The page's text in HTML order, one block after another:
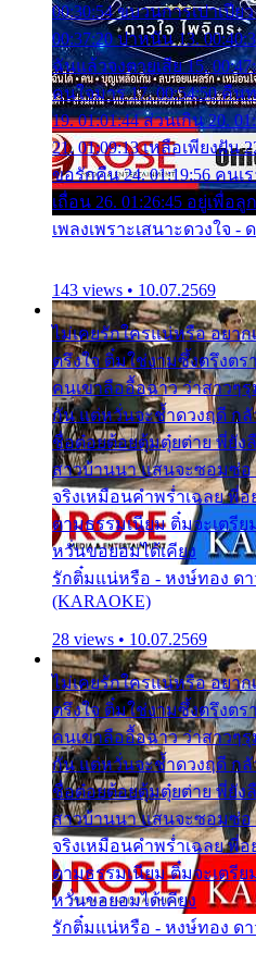
00:30:54 ขบวนการเปาเปีย
00:37:20 ปาหนัน 13.
ฉันแล้วจงตายเสีย 15.
คนใจมาร 17. 00:54:50 คืน
19. 01:01:44 ส่วนเกิน 20.
21. 01:09:13 เหลือเพียงฝัน
ขอรักคืน 24. 01:19:56 คนเ
เถื่อน 26. 01:26:45 อยู่เพื่อลูก
เพลงเพราะเสนาะดวงใจ -
143 views • 10.07.2569
ไม่เคยรักใครแน่หรือ อยา
ตรึงใจ ติ๋มใช่งามซึ้งตรึงต
คนเขาลืออื้อฉาว ว่าสาวๆ
กัน แต่หวั่นจะช้ำดวงฤดี ก
ชื่อต๋อยต้อยตุ้มตุ๋ยต่าย พี่ยัง
สาวบ้านนา แสนจะซอมซ่
จริงเหมือนคำพร่ำเฉลย พี่
ตามธรรมเนียม ติ๋มจะเตรี
หวั่นขอยอมได้เคียง
รักติ๋มแน่หรือ - หงษ์ทอง ด
(KARAOKE)
28 views • 10.07.2569
ไม่เคยรักใครแน่หรือ อยา
ตรึงใจ ติ๋มใช่งามซึ้งตรึงต
คนเขาลืออื้อฉาว ว่าสาวๆ
กัน แต่หวั่นจะช้ำดวงฤดี ก
ชื่อต๋อยต้อยตุ้มตุ๋ยต่าย พี่ยัง
สาวบ้านนา แสนจะซอมซ่
จริงเหมือนคำพร่ำเฉลย พี่
ตามธรรมเนียม ติ๋มจะเตรี
หวั่นขอยอมได้เคียง
รักติ๋มแน่หรือ - หงษ์ทอง ด